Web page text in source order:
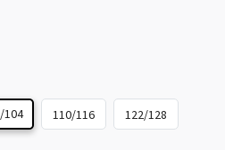
104 110/116 122/128